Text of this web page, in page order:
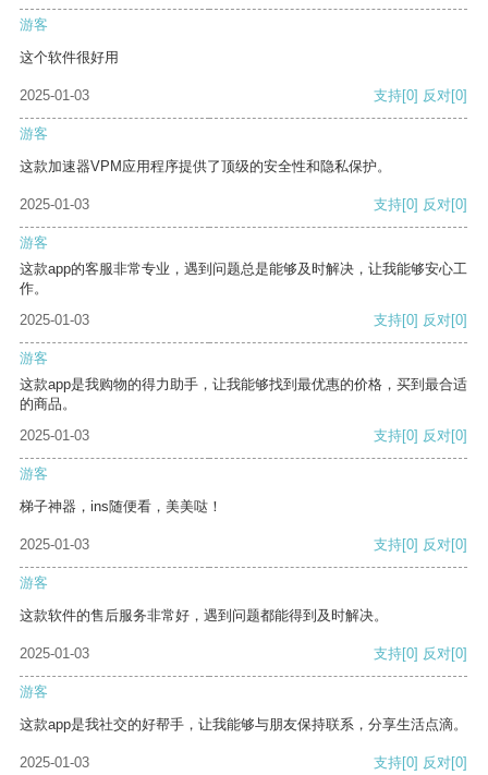
游客
这个软件很好用
2025-01-03 支持[0] 反对[0]
游客
这款加速器VPM应用程序提供了顶级的安全性和隐私保护。
2025-01-03 支持[0] 反对[0]
游客
这款app的客服非常专业，遇到问题总是能够及时解决，让我能够安心工
作。
2025-01-03
支持[0] 反对[0]
游客
这款app是我购物的得力助手，让我能够找到最优惠的价格，买到最合适
的商品。
2025-01-03
支持[0] 反对[0]
游客
梯子神器，ins随便看，美美哒！
2025-01-03 支持[0] 反对[0]
游客
这款软件的售后服务非常好，遇到问题都能得到及时解决。
2025-01-03 支持[0] 反对[0]
游客
这款app是我社交的好帮手，让我能够与朋友保持联系，分享生活点滴。
2025-01-03 支持[0] 反对[0]